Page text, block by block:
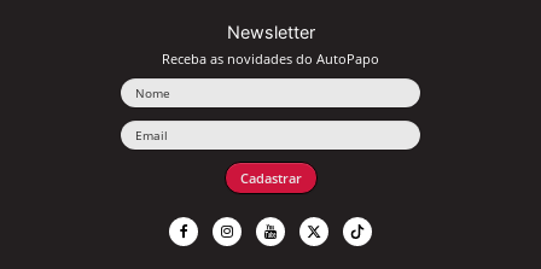
Newsletter
Receba as novidades do AutoPapo
Cadastrar